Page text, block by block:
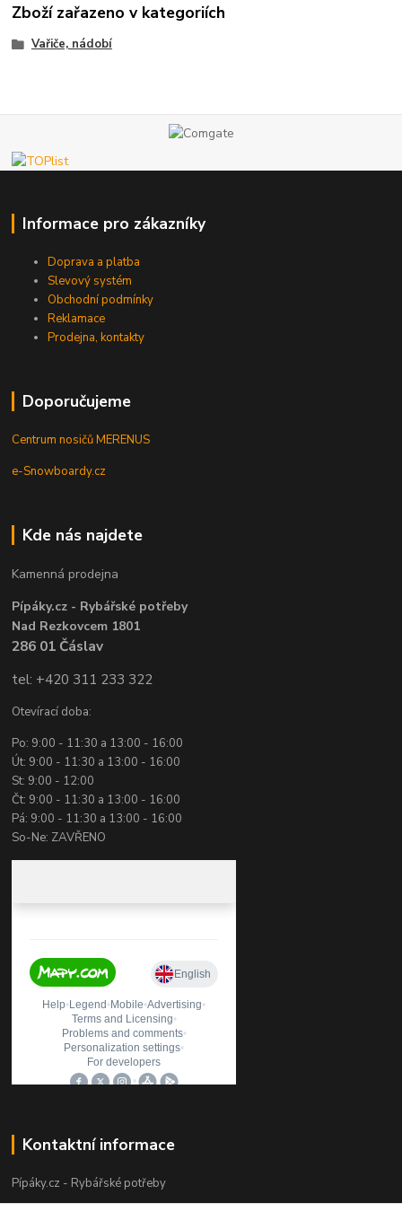
Zboží zařazeno v kategoriích
Vařiče, nádobí
Informace pro zákazníky
Doprava a platba
Slevový systém
Obchodní podmínky
Reklamace
Prodejna, kontakty
Doporučujeme
Centrum nosičů MERENUS
e-Snowboardy.cz
Kde nás najdete
Kamenná prodejna
Pípáky.cz - Rybářské potřeby
Nad Rezkovcem 1801
286 01 Čáslav
tel: +420 311 233 322
Otevírací doba:
Po: 9:00 - 11:30 a 13:00 - 16:00
Út: 9:00 - 11:30 a 13:00 - 16:00
St: 9:00 - 12:00
Čt: 9:00 - 11:30 a 13:00 - 16:00
Pá: 9:00 - 11:30 a 13:00 - 16:00
So-Ne: ZAVŘENO
Kontaktní informace
Pípáky.cz - Rybářské potřeby